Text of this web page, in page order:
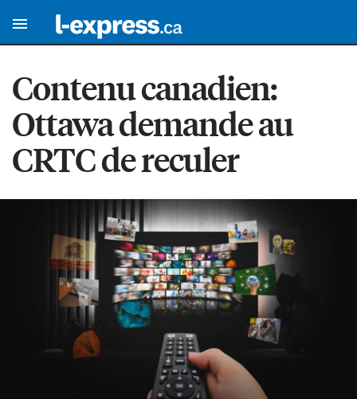
Contenu canadien:
Ottawa demande au
CRTC de reculer